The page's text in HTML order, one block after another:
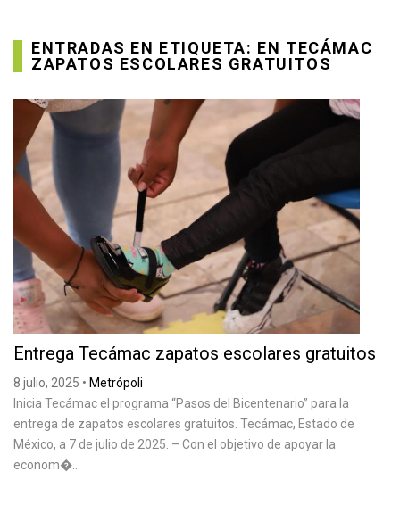
ENTRADAS EN ETIQUETA: EN TECÁMAC
ZAPATOS ESCOLARES GRATUITOS
Entrega Tecámac zapatos escolares gratuitos
8 julio, 2025 • Metrópoli
Inicia Tecámac el programa “Pasos del Bicentenario” para la
entrega de zapatos escolares gratuitos. Tecámac, Estado de
México, a 7 de julio de 2025. – Con el objetivo de apoyar la
econom�...